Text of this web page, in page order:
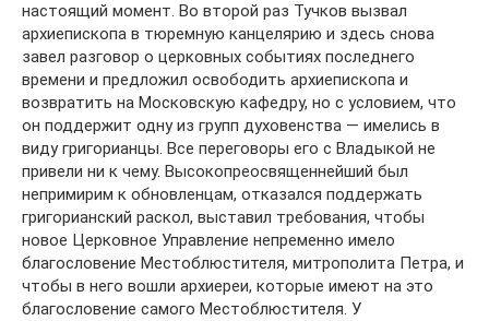
настоящий момент. Во второй раз Тучков вызвал
архиепископа в тюремную канцелярию и здесь снова
завел разговор о церковных событиях последнего
времени и предложил освободить архиепископа и
возвратить на Московскую кафедру, но с условием, что
он поддержит одну из групп духовенства — имелись в
виду григорианцы. Все переговоры его с Владыкой не
привели ни к чему. Высокопреосвященнейший был
непримирим к обновленцам, отказался поддержать
григорианский раскол, выставил требования, чтобы
новое Церковное Управление непременно имело
благословение Местоблюстителя, митрополита Петра, и
чтобы в него вошли архиереи, которые имеют на это
благословение самого Местоблюстителя. У